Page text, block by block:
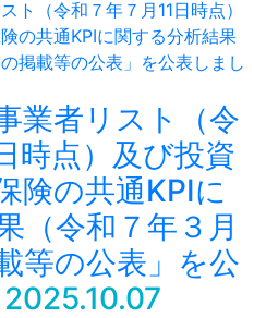
業者リスト（令
時点）及び投資
険の共通KPIに
（令和７年３月
等の公表」を公
2025.10.07